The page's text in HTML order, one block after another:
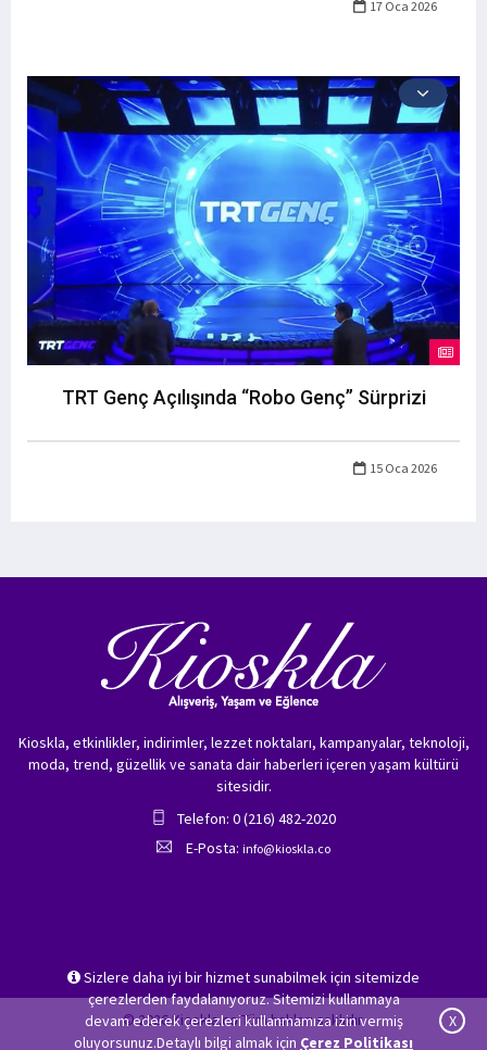
17 Oca 2026
TRT Genç Açılışında “Robo Genç” Sürprizi
15 Oca 2026
Sizlere daha iyi bir hizmet sunabilmek için sitemizde
çerezlerden faydalanıyoruz. Sitemizi kullanmaya
devam ederek çerezleri kullanmamıza izin vermiş
oluyorsunuz.Detaylı bilgi almak için Çerez Politikası
X
Kioskla, etkinlikler, indirimler, lezzet noktaları, kampanyalar, teknoloji,
moda, trend, güzellik ve sanata dair haberleri içeren yaşam kültürü
sitesidir.
Telefon: 0 (216) 482-2020
E-Posta: info@kioskla.co
© 2026 Kioskla.co Tüm hakları saklıdır.